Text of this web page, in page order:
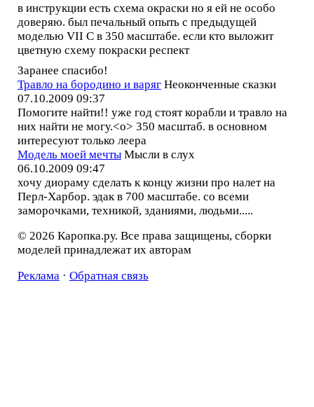
в инструкции есть схема окраски но я ей не особо
доверяю. был печальный опыть с предыдущей
моделью VII С в 350 масштабе. если кто выложит
цветную схему покраски респект
Заранее спасибо!
Травло на бородино и варяг Неоконченные сказки
07.10.2009 09:37
Помогите найти!! уже год стоят корабли и травло на
них найти не могу.<o> 350 масштаб. в основном
интересуют только леера
Модель моей мечты Мысли в слух
06.10.2009 09:47
хочу диораму сделать к концу жизни про налет на
Перл-Харбор. эдак в 700 масштабе. со всеми
заморочками, техникой, зданиями, людьми.....
© 2026 Каропка.ру. Все права защищены, сборки
моделей принадлежат их авторам
Реклама· Обратная связь